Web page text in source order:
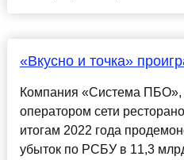
«Вкусно и точка»
Компания «Система ПБО»,
оператором сети
итогам 2022 года
убыток по РСБУ в 11,3